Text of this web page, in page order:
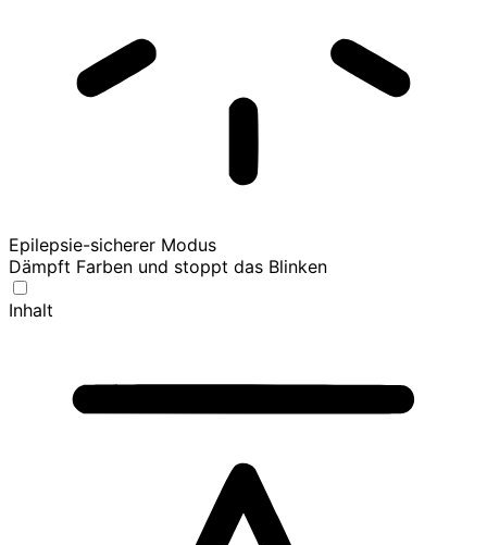
Epilepsie-sicherer Modus
Dämpft Farben und stoppt das Blinken
Inhalt